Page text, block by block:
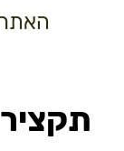
האתר